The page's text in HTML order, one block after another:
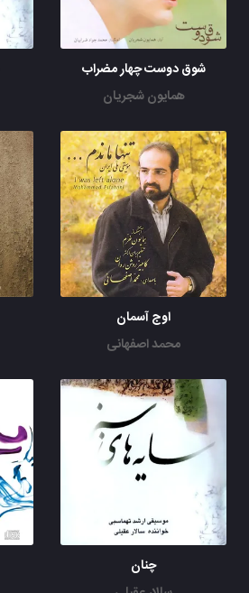
شوق دوست چهار مضراب
همایون شجریان
اوج آسمان
محمد اصفهانی
چنان